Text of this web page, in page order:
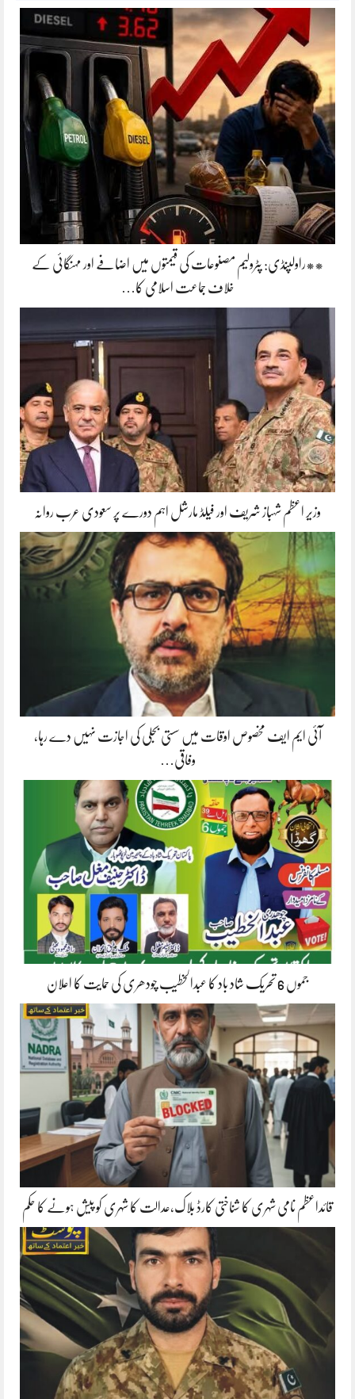
**راولپنڈی: پٹرولیم مصنوعات کی قیمتوں میں اضافے اور مہنگائی کے
خلاف جماعت اسلامی کا…
وزیر اعظم شہباز شریف اور فیلڈ مارشل اہم دورے پر سعودی عرب روانہ
آئی ایم ایف مخصوص اوقات میں سستی بجلی کی اجازت نہیں دے رہا،
وفاقی…
جموں 6 تحریک شاد باد کا عبدالخطیب چودھری کی حمایت کا اعلان
قائداعظم نامی شہری کا شناختی کارڈ بلاک،عدالت کا شہری کو پیش ہونے کا حکم